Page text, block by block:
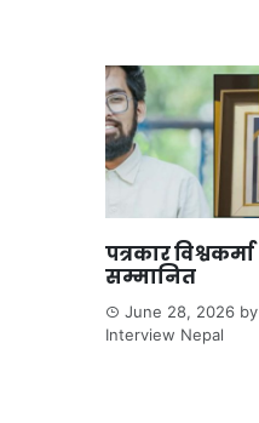
पत्रकार विश्वकर्मा
सम्मानित
June 28, 2026 by
Interview Nepal